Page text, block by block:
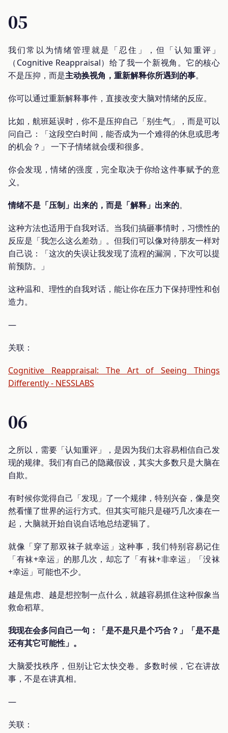
05
我们常以为情绪管理就是「忍住」，但「认知重评」
（Cognitive Reappraisal）给了我一个新视角。它的核心
不是压抑，而是主动换视角，重新解释你所遇到的事。
你可以通过重新解释事件，直接改变大脑对情绪的反应。
比如，航班延误时，你不是压抑自己「别生气」，而是可以
问自己：「这段空白时间，能否成为一个难得的休息或思考
的机会？」 一下子情绪就会缓和很多。
你会发现，情绪的强度，完全取决于你给这件事赋予的意
义。
情绪不是「压制」出来的，而是「解释」出来的。
这种方法也适用于自我对话。当我们搞砸事情时，习惯性的
反应是「我怎么这么差劲」。但我们可以像对待朋友一样对
自己说：「这次的失误让我发现了流程的漏洞，下次可以提
前预防。」
这种温和、理性的自我对话，能让你在压力下保持理性和创
造力。
—
关联：
Cognitive Reappraisal: The Art of Seeing Things
Differently - NESSLABS
06
之所以，需要「认知重评」，是因为我们太容易相信自己发
现的规律。我们有自己的隐藏假设，其实大多数只是大脑在
自欺。
有时候你觉得自己「发现」了一个规律，特别兴奋，像是突
然看懂了世界的运行方式。但其实可能只是碰巧几次凑在一
起，大脑就开始自说自话地总结逻辑了。
就像「穿了那双袜子就幸运」这种事，我们特别容易记住
「有袜+幸运」的那几次，却忘了「有袜+非幸运」「没袜
+幸运」可能也不少。
越是焦虑、越是想控制一点什么，就越容易抓住这种假象当
救命稻草。
我现在会多问自己一句：「是不是只是个巧合？」「是不是
还有其它可能性」。
大脑爱找秩序，但别让它太快交卷。多数时候，它在讲故
事，不是在讲真相。
—
关联：